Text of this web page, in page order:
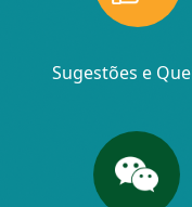
Sugestões e